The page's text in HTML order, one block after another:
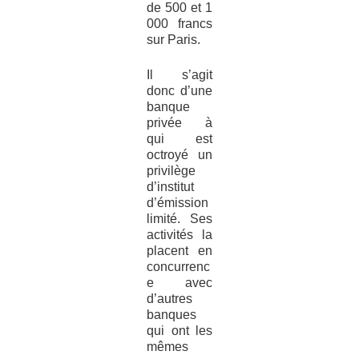
de 500 et 1
000 francs
sur Paris.
Il s’agit
donc d’une
banque
privée à
qui est
octroyé un
privilège
d’institut
d’émission
limité. Ses
activités la
placent en
concurrenc
e avec
d’autres
banques
qui ont les
mêmes